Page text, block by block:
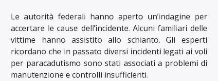
Le autorità federali hanno aperto un’indagine per
accertare le cause dell’incidente. Alcuni familiari delle
vittime hanno assistito allo schianto. Gli esperti
ricordano che in passato diversi incidenti legati ai voli
per paracadutismo sono stati associati a problemi di
manutenzione e controlli insufficienti.